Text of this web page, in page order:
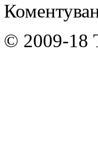
© 2009-